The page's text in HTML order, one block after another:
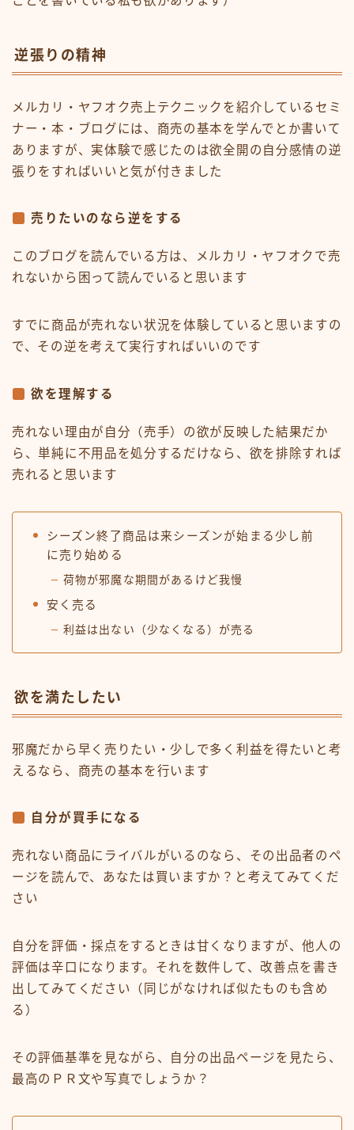
逆張りの精神
メルカリ・ヤフオク売上テクニックを紹介しているセミ
ナー・本・ブログには、商売の基本を学んでとか書いて
ありますが、実体験で感じたのは欲全開の自分感情の逆
張りをすればいいと気が付きました
売りたいのなら逆をする
このブログを読んでいる方は、メルカリ・ヤフオクで売
れないから困って読んでいると思います
すでに商品が売れない状況を体験していると思いますの
で、その逆を考えて実行すればいいのです
欲を理解する
売れない理由が自分（売手）の欲が反映した結果だか
ら、単純に不用品を処分するだけなら、欲を排除すれば
売れると思います
シーズン終了商品は来シーズンが始まる少し前
に売り始める
荷物が邪魔な期間があるけど我慢
安く売る
利益は出ない（少なくなる）が売る
欲を満たしたい
邪魔だから早く売りたい・少しで多く利益を得たいと考
えるなら、商売の基本を行います
自分が買手になる
売れない商品にライバルがいるのなら、その出品者のペ
ージを読んで、あなたは買いますか？と考えてみてくだ
さい
自分を評価・採点をするときは甘くなりますが、他人の
評価は辛口になります。それを数件して、改善点を書き
出してみてください（同じがなければ似たものも含め
る）
その評価基準を見ながら、自分の出品ページを見たら、
最高のＰＲ文や写真でしょうか？